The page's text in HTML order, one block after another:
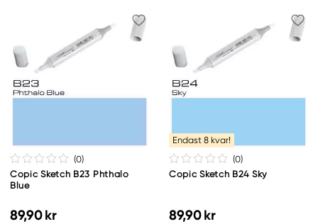
(0)
Copic Sketch B23 Phthalo
Blue
89,90 kr
Endast 8 kvar!
(0)
Copic Sketch B24 Sky
89,90 kr